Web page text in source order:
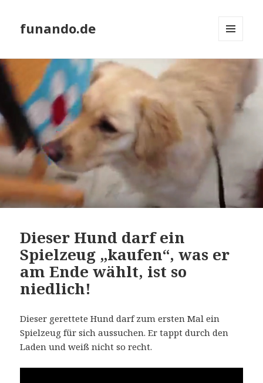
funando.de
Dieser Hund darf ein
Spielzeug „kaufen“, was er
am Ende wählt, ist so
niedlich!
Dieser gerettete Hund darf zum ersten Mal ein
Spielzeug für sich aussuchen. Er tappt durch den
Laden und weiß nicht so recht.